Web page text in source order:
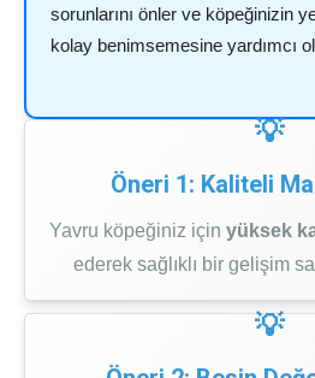
sorunlarını önler ve köpeğinizin
kolay benimsemesine yardımcı
Öneri 1: Kaliteli
Yavru köpeğiniz için yüksek
ederek sağlıklı bir gelişim